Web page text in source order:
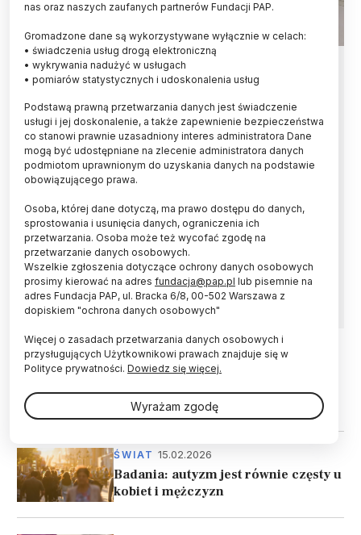
Eksperci: wprowadzenie badań
przesiewowych to największy
postęp w diagnostyce raka płuca od
wielu lat
Wprowadzenie badań przesiewowych w
kierunku raka płuca z użyciem niskodawkowej
tomografii komputerowej to największy postęp
w diagnostyce tego nowotworu w ostatnich
kilkudziesięciu latach – oceniają eksperci. W
Polsce program bezpłatnych badań ma ruszyć
od 1 października; obejmie obecnych i byłych
palaczy.
ŚWIAT 01.05.2026
ryzyka naczyniowego
ŚWIAT 15.02.2026
Badania: autyzm jest równie częsty u
kobiet i mężczyzn
nas oraz naszych zaufanych partnerów Fundacji PAP.
Gromadzone dane są wykorzystywane wyłącznie w celach:
• świadczenia usług drogą elektroniczną
• wykrywania nadużyć w usługach
• pomiarów statystycznych i udoskonalenia usług
Podstawą prawną przetwarzania danych jest świadczenie
usługi i jej doskonalenie, a także zapewnienie bezpieczeństwa
co stanowi prawnie uzasadniony interes administratora Dane
mogą być udostępniane na zlecenie administratora danych
podmiotom uprawnionym do uzyskania danych na podstawie
obowiązującego prawa.
Osoba, której dane dotyczą, ma prawo dostępu do danych,
sprostowania i usunięcia danych, ograniczenia ich
przetwarzania. Osoba może też wycofać zgodę na
przetwarzanie danych osobowych.
Wszelkie zgłoszenia dotyczące ochrony danych osobowych
prosimy kierować na adres fundacja@pap.pl lub pisemnie na
adres Fundacja PAP, ul. Bracka 6/8, 00-502 Warszawa z
dopiskiem "ochrona danych osobowych"
Więcej o zasadach przetwarzania danych osobowych i
przysługujących Użytkownikowi prawach znajduje się w
Polityce prywatności. Dowiedz się więcej.
Wyrażam zgodę